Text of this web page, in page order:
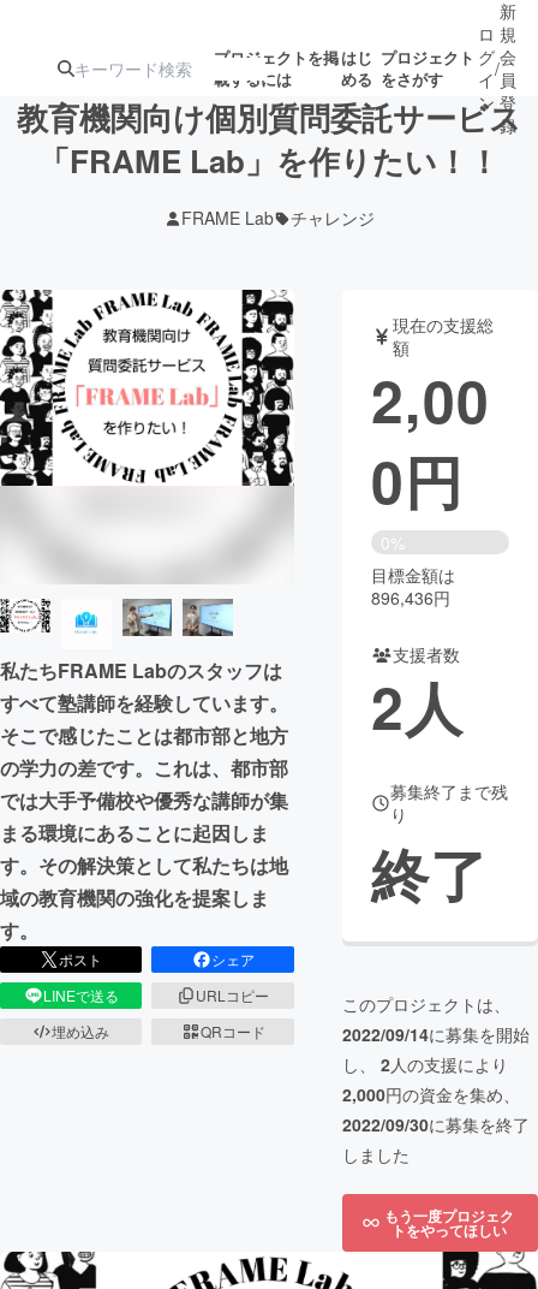
プロジェクトを掲
載するには
はじ
める
プロジェクト
をさがす
ジェクト
ロジェクト
アート・写真 音楽
テクノロジー・ガジェット ゲーム・サ
映像・映画 書籍・雑誌
チャレンジ
まちづくり・地域活性化
CAMPFIRE for Social Good
CAMPFIRE Creation
CAMPFIREふるさと納税
コミュニティ
ロ
グ
イ
ン
/
新
規
会
員
登
録
教育機関向け個別質問委託サービス
「FRAME Lab」を作りたい！！
FRAME Lab チャレンジ
私たちFRAME Labのスタッフは
すべて塾講師を経験しています。
そこで感じたことは都市部と地方
の学力の差です。これは、都市部
では大手予備校や優秀な講師が集
まる環境にあることに起因しま
す。その解決策として私たちは地
域の教育機関の強化を提案しま
す。
ポスト
シェア
LINEで送る
URLコピー
埋め込み
QRコード
現在の支援総
額
2,00
0円
0%
目標金額は
896,436円
支援者数
2人
募集終了まで残
り
終了
このプロジェクトは、
2022/09/14に募集を開始
し、 2人の支援により
2,000円の資金を集め、
2022/09/30に募集を終了
しました
もう一度プロジェク
トをやってほしい